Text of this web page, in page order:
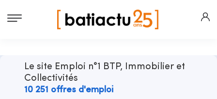
Le site Emploi n°1 BTP, Immobilier et
Collectivités
10 251 offres d'emploi